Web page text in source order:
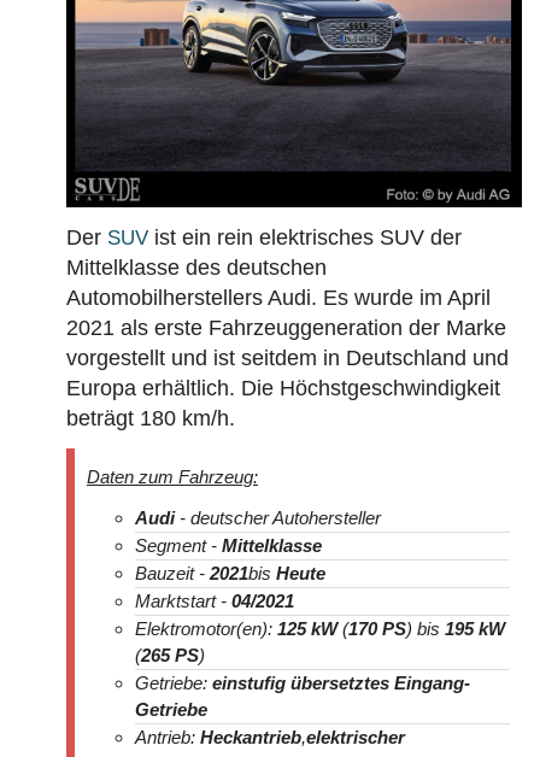
Der SUV ist ein rein elektrisches SUV der
Mittelklasse des deutschen
Automobilherstellers Audi. Es wurde im April
2021 als erste Fahrzeuggeneration der Marke
vorgestellt und ist seitdem in Deutschland und
Europa erhältlich. Die Höchstgeschwindigkeit
beträgt 180 km/h.
Daten zum Fahrzeug:
Audi- deutscher Autohersteller
Segment - Mittelklasse
Bauzeit - 2021bis Heute
Marktstart - 04/2021
Elektromotor(en): 125 kW(170 PS) bis 195 kW
(265 PS)
Getriebe: einstufig übersetztes Eingang-
Getriebe
Antrieb: Heckantrieb,elektrischer